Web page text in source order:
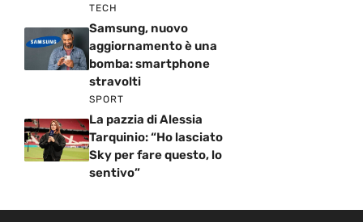
TECH
Samsung, nuovo
aggiornamento è una
bomba: smartphone
stravolti
SPORT
La pazzia di Alessia
Tarquinio: “Ho lasciato
Sky per fare questo, lo
sentivo”